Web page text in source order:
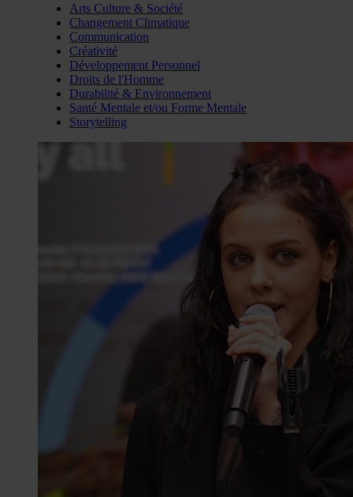
Arts Culture & Société
Changement Climatique
Communication
Créativité
Développement Personnel
Droits de l'Homme
Durabilité & Environnement
Santé Mentale et/ou Forme Mentale
Storytelling